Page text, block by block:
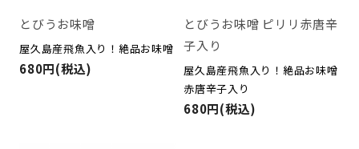
とびうお味噌
屋久島産飛魚入り！絶品お味噌
680円(税込)
とびうお味噌 ピリリ赤唐辛
子入り
屋久島産飛魚入り！絶品お味噌
赤唐辛子入り
680円(税込)